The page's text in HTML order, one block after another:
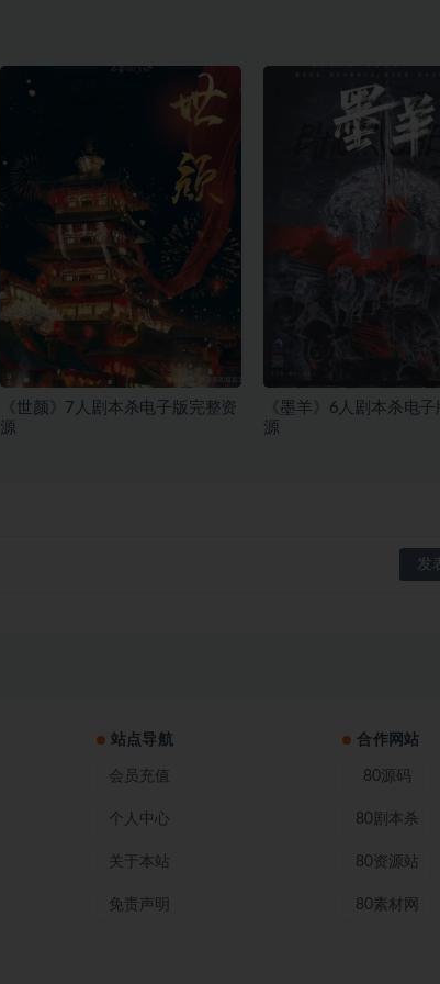
《世颜》7人剧本杀电子版完整资
源
《墨羊》6人剧本杀电
源
站点导航
会员充值
个人中心
关于本站
免责声明
合作网站
80源码
80剧本杀
80资源站
80素材网